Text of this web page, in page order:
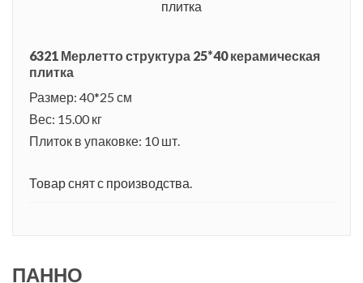
6321 Мерлетто структура 25*40 керамическая
плитка
Размер: 40*25 см
Вес: 15.00 кг
Плиток в упаковке: 10 шт.
Товар снят с производства.
ПАННО